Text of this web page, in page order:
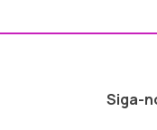
Siga-